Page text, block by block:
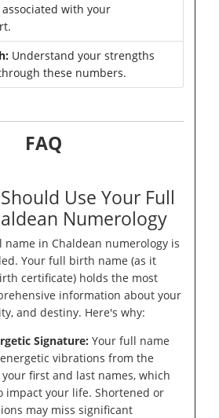
with your
Understand your strengths
these numbers.
FAQ
Use Your Full
Numerology
name in Chaldean numerology is
Your full birth name (as it
certificate) holds the most
information about your
and destiny. Here's why:
Signature: Your full name
vibrations from the
first and last names, which
impact your life. Shortened or
may miss significant